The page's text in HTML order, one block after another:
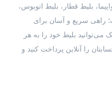
شغلی
بلیط قطار، بلیط اتوبوس،
راهی سریع و آسان برای
می‌توانید بلیط خود را به هر
را آنلاین پرداخت کنید و